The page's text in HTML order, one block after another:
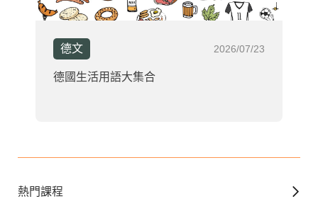
德文 2026/07/23
德國生活用語大集合
熱門課程